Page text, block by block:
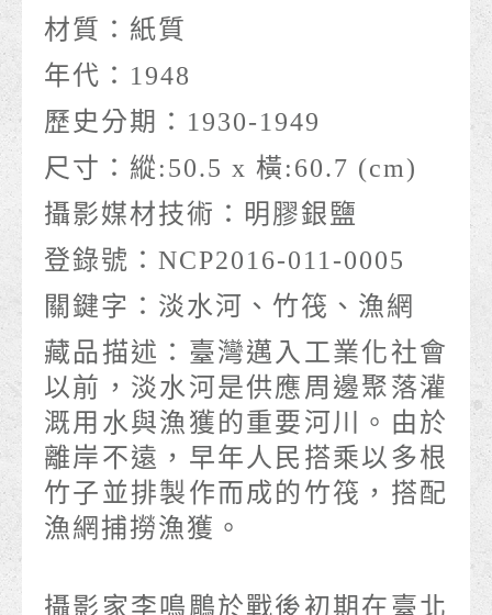
材質： 紙質
年代： 1948
歷史分期： 1930-1949
尺寸： 縱:50.5 x 橫:60.7 (cm)
攝影媒材技術： 明膠銀鹽
登錄號： NCP2016-011-0005
關鍵字： 淡水河、竹筏、漁網
藏品描述： 臺灣邁入工業化社會
以前，淡水河是供應周邊聚落灌
溉用水與漁獲的重要河川。由於
離岸不遠，早年人民搭乘以多根
竹子並排製作而成的竹筏，搭配
漁網捕撈漁獲。
攝影家李鳴鵰於戰後初期在臺北